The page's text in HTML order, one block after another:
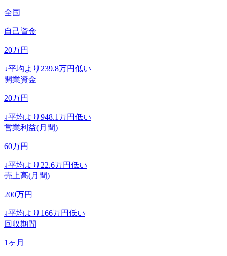
全国
自己資金
20万円
↓平均より 239.8万円低い
開業資金
20万円
↓平均より 948.1万円低い
営業利益(月間)
60万円
↓平均より 22.6万円低い
売上高(月間)
200万円
↓平均より 166万円低い
回収期間
1 ヶ月